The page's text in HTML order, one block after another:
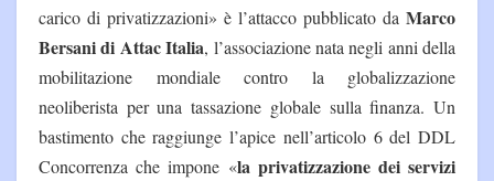
carico di privatizzazioni» è l’attacco pubblicato da Marco
Bersani di Attac Italia, l’associazione nata negli anni della
mobilitazione mondiale contro la globalizzazione
neoliberista per una tassazione globale sulla finanza. Un
bastimento che raggiunge l’apice nell’articolo 6 del DDL
Concorrenza che impone «la privatizzazione dei servizi